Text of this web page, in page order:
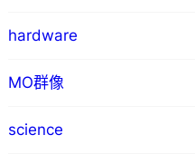
hardware
MO群像
science